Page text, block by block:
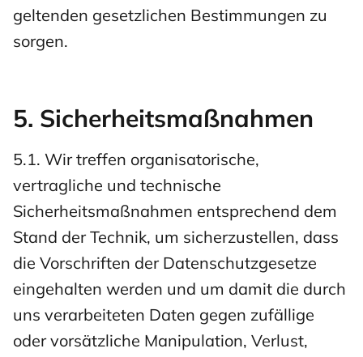
geltenden gesetzlichen Bestimmungen zu
sorgen.
5. Sicherheitsmaßnahmen
5.1. Wir treffen organisatorische,
vertragliche und technische
Sicherheitsmaßnahmen entsprechend dem
Stand der Technik, um sicherzustellen, dass
die Vorschriften der Datenschutzgesetze
eingehalten werden und um damit die durch
uns verarbeiteten Daten gegen zufällige
oder vorsätzliche Manipulation, Verlust,